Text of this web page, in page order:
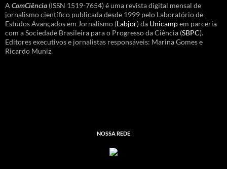
A ComCiência (ISSN 1519-7654) é uma revista digital mensal de
jornalismo científico publicada desde 1999 pelo Laboratório de
Estudos Avançados em Jornalismo (Labjor) da Unicampem parceria
com a Sociedade Brasileira para o Progresso da Ciência (SBPC).
Editores executivos e jornalistas responsáveis: Marina Gomes e
Ricardo Muniz.
NOSSA REDE